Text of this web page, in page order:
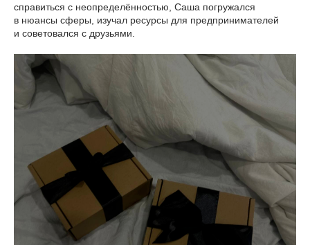
справиться с неопределённостью, Саша погружался
в нюансы сферы, изучал ресурсы для предпринимателей
и советовался с друзьями.